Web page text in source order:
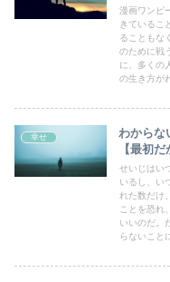
漫画ワンピ
きているこ
ることもな
のために戦
に、多くの
の生き方が
幸せ
わからな
【最初
せいじはい
いるし、い
れた数だけ
ことを恐れ
いいのだ。
らないこと